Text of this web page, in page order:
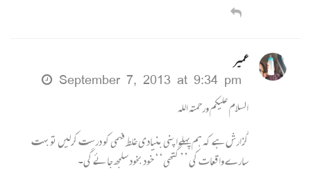
عمیر
September 7, 2013 at 9:34 pm
السلام علیکم ورحمتہ اللہ
گزارش ہے کہ ہم پہلے اپنی بنیادی غلط فہمی کو درست کرلیں تو بہت
سارے واقعات کی ’’ گتھی‘‘ خود بخود سلجھ جائے گی۔